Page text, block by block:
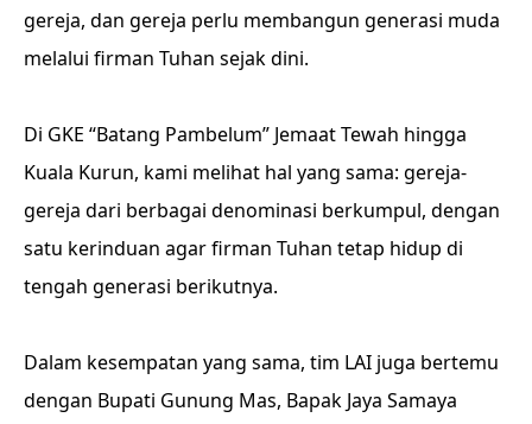
gereja, dan gereja perlu membangun generasi muda
melalui firman Tuhan sejak dini.
Di GKE “Batang Pambelum” Jemaat Tewah hingga
Kuala Kurun, kami melihat hal yang sama: gereja-
gereja dari berbagai denominasi berkumpul, dengan
satu kerinduan agar firman Tuhan tetap hidup di
tengah generasi berikutnya.
Dalam kesempatan yang sama, tim LAI juga bertemu
dengan Bupati Gunung Mas, Bapak Jaya Samaya